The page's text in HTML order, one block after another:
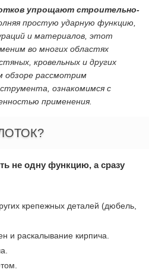
упрощают строительно-
простую ударную функцию,
и материалов, этот
во многих областях
кровельных и других
обзоре рассмотрим
ознакомимся с
применения.
не одну функцию, а сразу
крепежных деталей (дюбель,
и раскалывание кирпича.